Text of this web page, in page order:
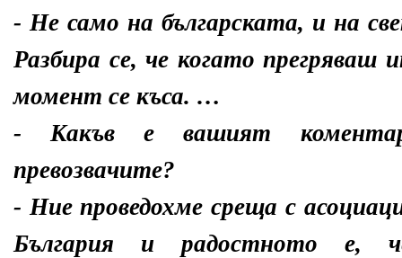
- Не само на българската, и на
Разбира се, че когато прегряваш
момент се къса. …
- Какъв е вашият
превозвачите?
- Ние проведохме среща с
България и радостното е,